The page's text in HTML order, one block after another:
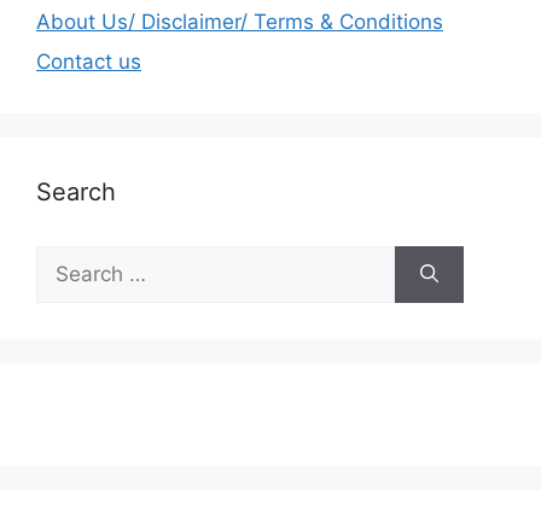
About Us/ Disclaimer/ Terms & Conditions
Contact us
Search